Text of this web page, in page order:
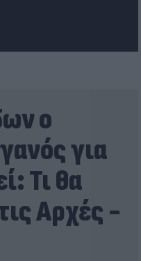
ο
για
Τι θα
Αρχές -